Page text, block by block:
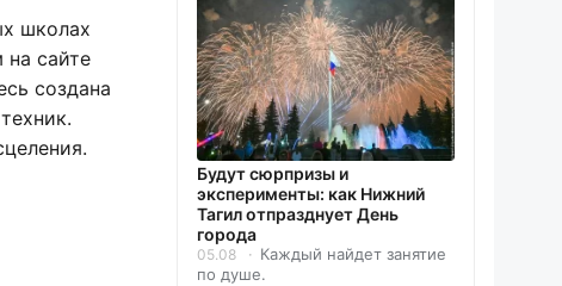
школах
на сайте
создана
Будут сюрпризы и
эксперименты: как Нижний
Тагил отпразднует День
города
05.08
Каждый найдет занятие
по душе.